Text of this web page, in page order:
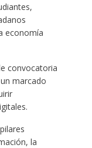
economía
convocatoria
marcado
la